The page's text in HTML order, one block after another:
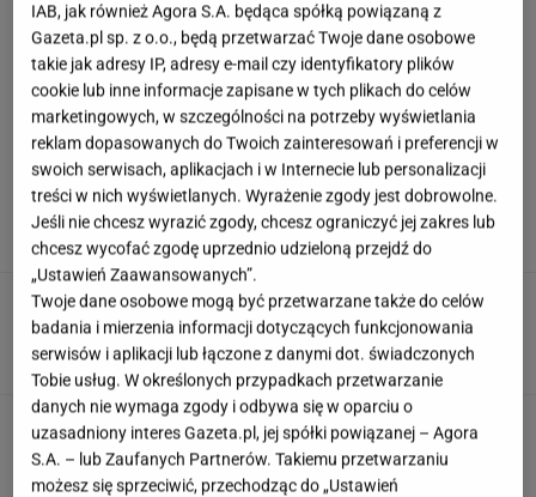
Moby poruszony widokiem w Warszawie. Pod
nagraniem tysiące reakcji
Anastazja Kuś mistrzynią świata! Historyczny
występ, brawo!
Quiz - te polskie seriale powinni kojarzyć
wszyscy. Rozpoznasz je?
IAB, jak również Agora S.A. będąca spółką powiązaną z
Gazeta.pl sp. z o.o., będą przetwarzać Twoje dane osobowe
takie jak adresy IP, adresy e-mail czy identyfikatory plików
cookie lub inne informacje zapisane w tych plikach do celów
marketingowych, w szczególności na potrzeby wyświetlania
reklam dopasowanych do Twoich zainteresowań i preferencji w
swoich serwisach, aplikacjach i w Internecie lub personalizacji
treści w nich wyświetlanych. Wyrażenie zgody jest dobrowolne.
Jeśli nie chcesz wyrazić zgody, chcesz ograniczyć jej zakres lub
chcesz wycofać zgodę uprzednio udzieloną przejdź do
„Ustawień Zaawansowanych”.
Twoje dane osobowe mogą być przetwarzane także do celów
badania i mierzenia informacji dotyczących funkcjonowania
serwisów i aplikacji lub łączone z danymi dot. świadczonych
Tobie usług. W określonych przypadkach przetwarzanie
danych nie wymaga zgody i odbywa się w oparciu o
uzasadniony interes Gazeta.pl, jej spółki powiązanej – Agora
S.A. – lub Zaufanych Partnerów. Takiemu przetwarzaniu
możesz się sprzeciwić, przechodząc do „Ustawień